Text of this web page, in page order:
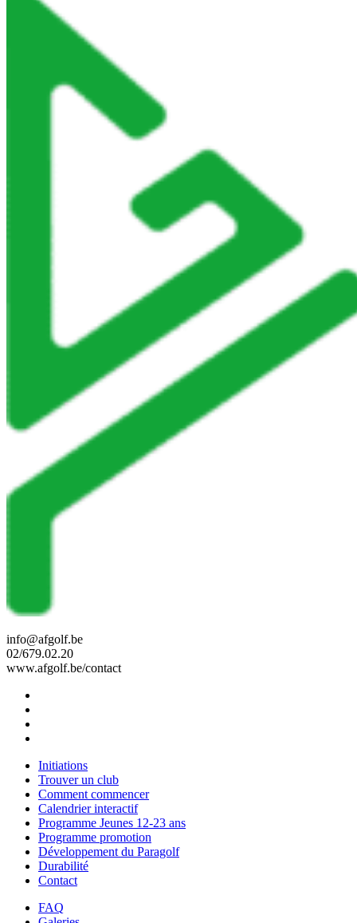
info@afgolf.be
02/679.02.20
www.afgolf.be/contact
Initiations
Trouver un club
Comment commencer
Calendrier interactif
Programme Jeunes 12-23 ans
Programme promotion
Développement du Paragolf
Durabilité
Contact
FAQ